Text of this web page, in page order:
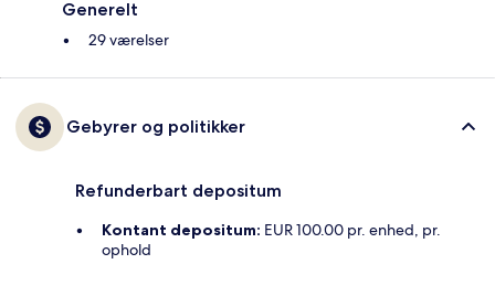
Generelt
29 værelser
Gebyrer og politikker
Refunderbart depositum
Kontant depositum: EUR 100.00 pr. enhed, pr.
ophold